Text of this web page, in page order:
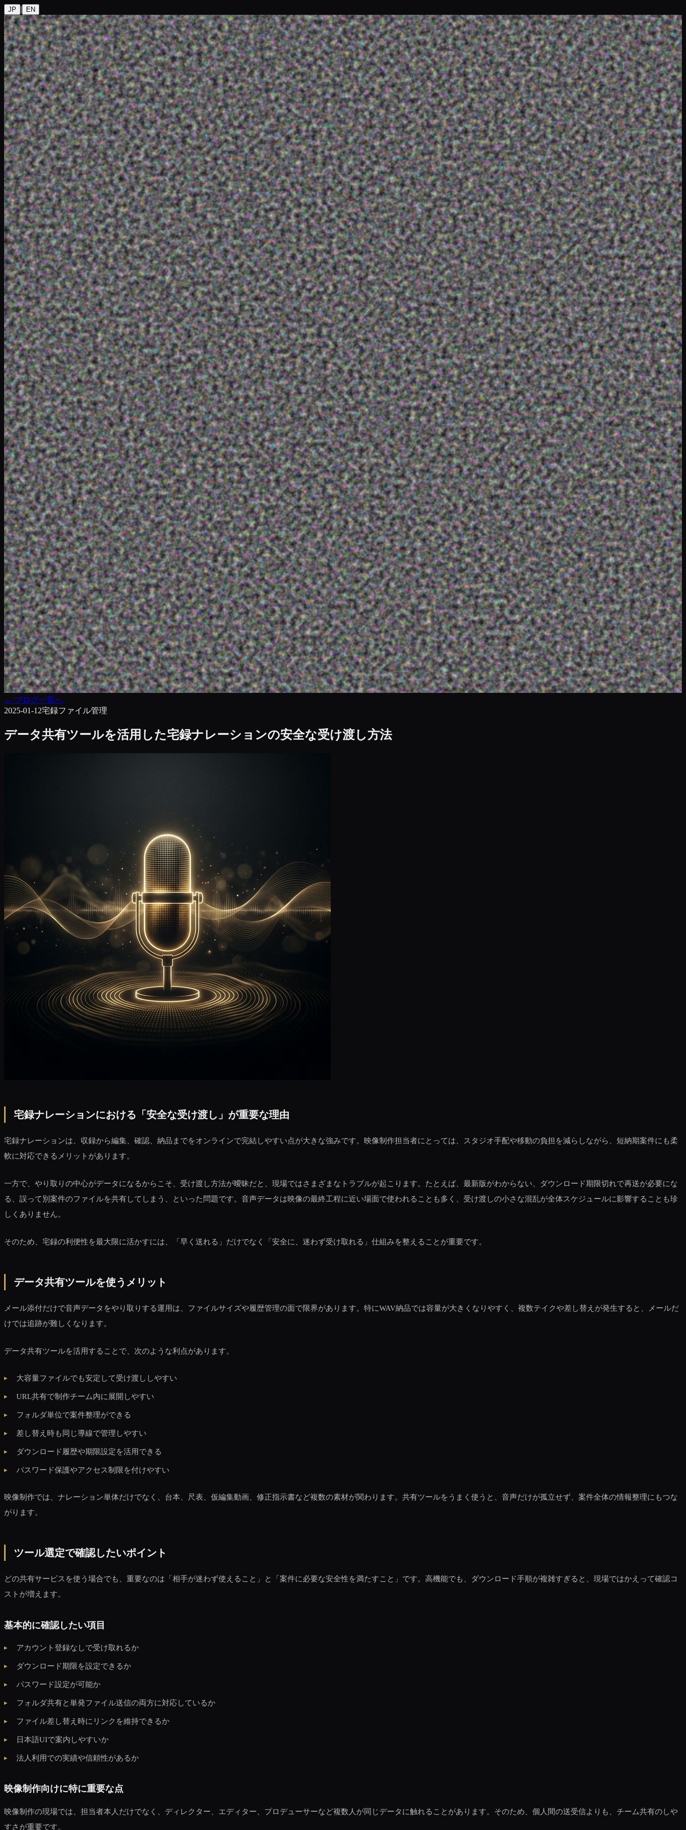
JP | EN
← ブログ一覧へ
2025-01-12宅録ファイル管理
データ共有ツールを活用した宅録ナレーションの安全な受け渡し方法
宅録ナレーションにおける「安全な受け渡し」が重要な理由
宅録ナレーションは、収録から編集、確認、納品までをオンラインで完結しやすい点が大きな強みです。映像制作担当者にとっては、スタジオ手配や移動の負担を減らしながら、短納期案件にも柔
軟に対応できるメリットがあります。
一方で、やり取りの中心がデータになるからこそ、受け渡し方法が曖昧だと、現場ではさまざまなトラブルが起こります。たとえば、最新版がわからない、ダウンロード期限切れで再送が必要にな
る、誤って別案件のファイルを共有してしまう、といった問題です。音声データは映像の最終工程に近い場面で使われることも多く、受け渡しの小さな混乱が全体スケジュールに影響することも珍
しくありません。
そのため、宅録の利便性を最大限に活かすには、「早く送れる」だけでなく「安全に、迷わず受け取れる」仕組みを整えることが重要です。
データ共有ツールを使うメリット
メール添付だけで音声データをやり取りする運用は、ファイルサイズや履歴管理の面で限界があります。特にWAV納品では容量が大きくなりやすく、複数テイクや差し替えが発生すると、メールだ
けでは追跡が難しくなります。
データ共有ツールを活用することで、次のような利点があります。
大容量ファイルでも安定して受け渡ししやすい
URL共有で制作チーム内に展開しやすい
フォルダ単位で案件整理ができる
差し替え時も同じ導線で管理しやすい
ダウンロード履歴や期限設定を活用できる
パスワード保護やアクセス制限を付けやすい
映像制作では、ナレーション単体だけでなく、台本、尺表、仮編集動画、修正指示書など複数の素材が関わります。共有ツールをうまく使うと、音声だけが孤立せず、案件全体の情報整理にもつな
がります。
ツール選定で確認したいポイント
どの共有サービスを使う場合でも、重要なのは「相手が迷わず使えること」と「案件に必要な安全性を満たすこと」です。高機能でも、ダウンロード手順が複雑すぎると、現場ではかえって確認コ
ストが増えます。
基本的に確認したい項目
アカウント登録なしで受け取れるか
ダウンロード期限を設定できるか
パスワード設定が可能か
フォルダ共有と単発ファイル送信の両方に対応しているか
ファイル差し替え時にリンクを維持できるか
日本語UIで案内しやすいか
法人利用での実績や信頼性があるか
映像制作向けに特に重要な点
映像制作の現場では、担当者本人だけでなく、ディレクター、エディター、プロデューサーなど複数人が同じデータに触れることがあります。そのため、個人間の送受信よりも、チーム共有のしや
すさが重要です。